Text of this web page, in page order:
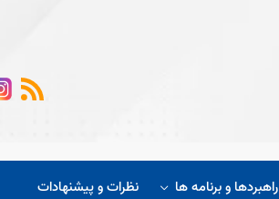
راهبردها و برنامه ها نظرات و پیشنهادات